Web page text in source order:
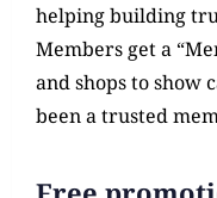
helping building
Members get a
and shops to show
been a trusted